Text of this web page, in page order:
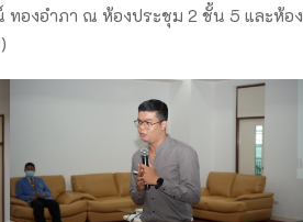
ทองอำภา ณ ห้องประชุม 2 ชั้น 5 และห้อง